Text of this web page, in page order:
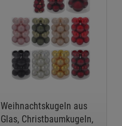
Weihnachtskugeln aus
Glas, Christbaumkugeln,